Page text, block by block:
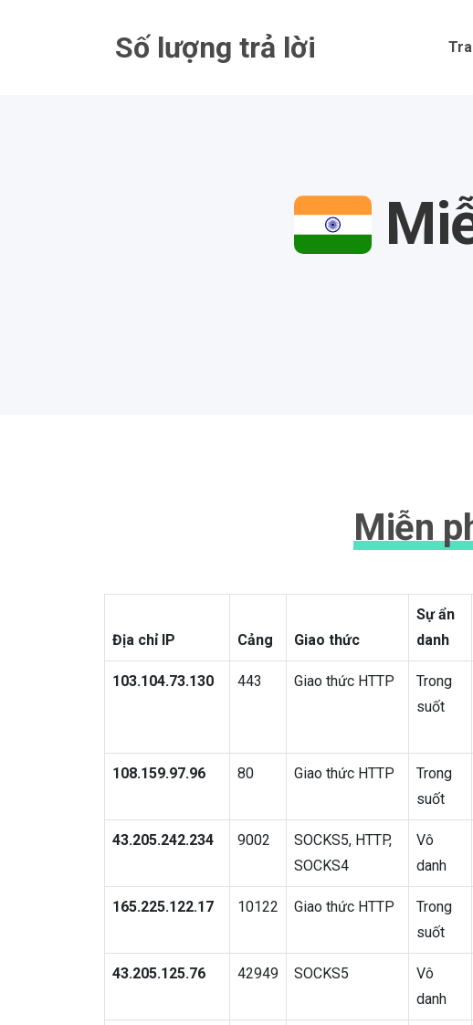
Số lượng trả lời
Miễn
Địa chỉ IP Cảng Giao thức
Sự ẩn
danh
103.104.73.130 443 Giao thức HTTP
Trong
suốt
108.159.97.96 80 Giao thức HTTP
Trong
suốt
43.205.242.234 9002
SOCKS5, HTTP,
SOCKS4
Vô
danh
165.225.122.17 10122 Giao thức HTTP
Trong
suốt
43.205.125.76 42949 SOCKS5
Vô
danh